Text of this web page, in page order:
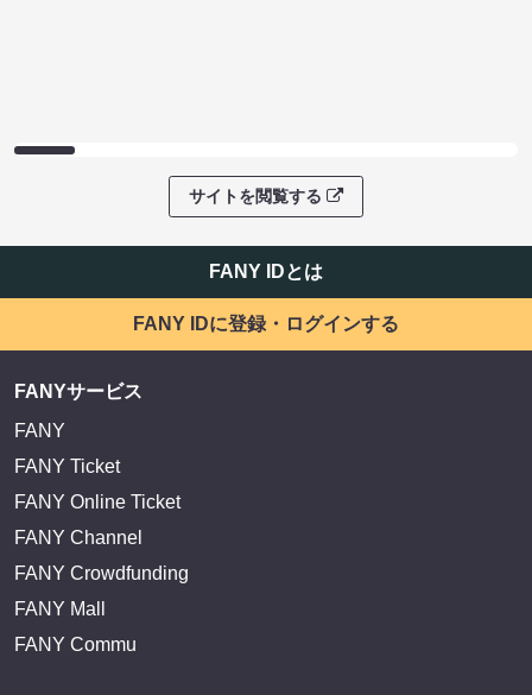
サイトを閲覧する
FANY IDとは
FANY IDに登録・ログインする
FANYサービス
FANY
FANY Ticket
FANY Online Ticket
FANY Channel
FANY Crowdfunding
FANY Mall
FANY Commu